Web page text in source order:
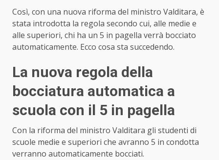
Così, con una nuova riforma del ministro Valditara, è
stata introdotta la regola secondo cui, alle medie e
alle superiori, chi ha un 5 in pagella verrà bocciato
automaticamente. Ecco cosa sta succedendo.
La nuova regola della
bocciatura automatica a
scuola con il 5 in pagella
Con la riforma del ministro Valditara gli studenti di
scuole medie e superiori che avranno 5 in condotta
verranno automaticamente bocciati.